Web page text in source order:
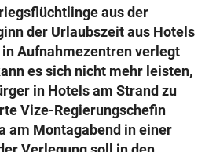
& Co KG 2026
aus der
der Urlaubszeit aus Hotels
Aufnahmezentren verlegt
es sich nicht mehr leisten,
in Hotels am Strand zu
Vize-Regierungschefin
am Montagabend in einer